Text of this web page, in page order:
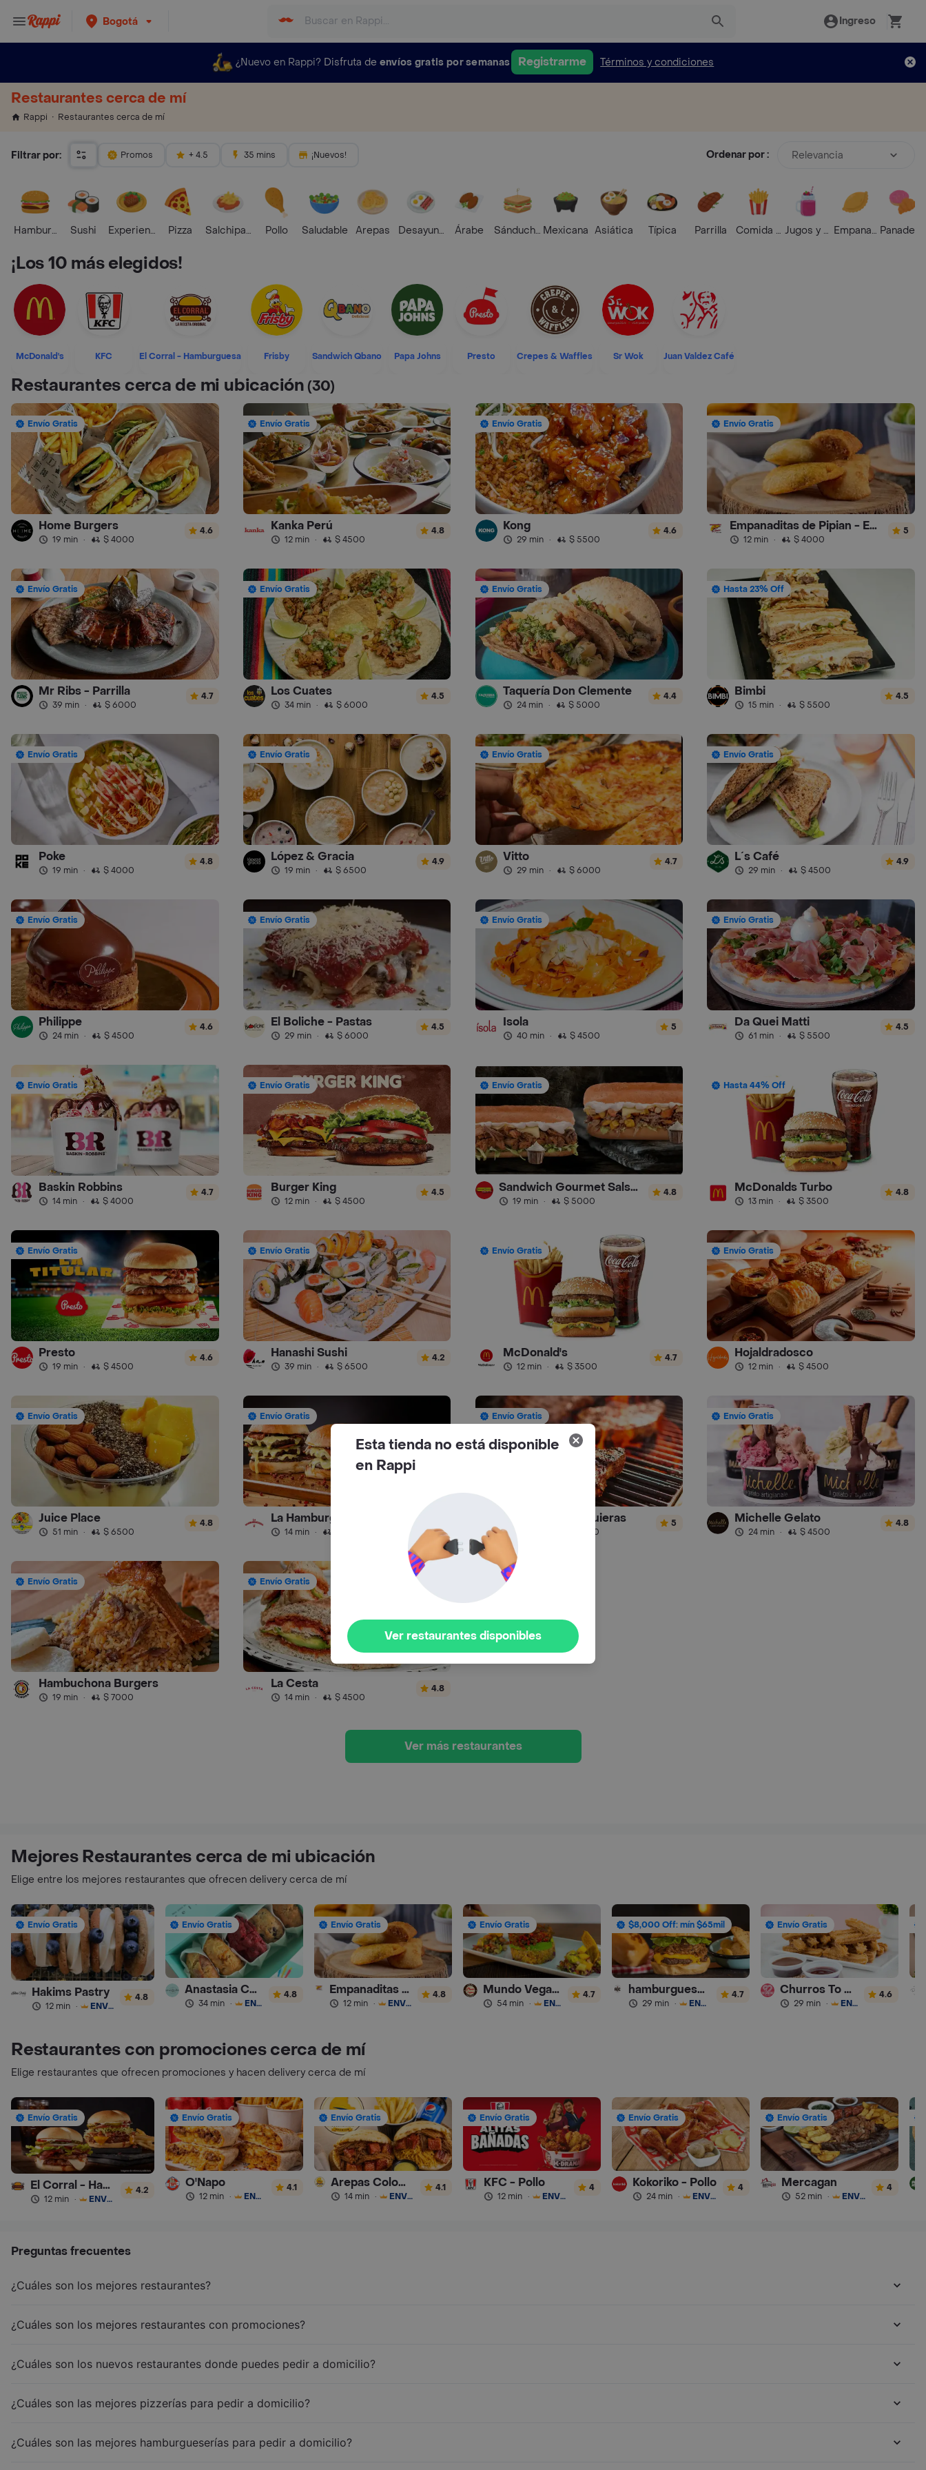
Bogotá Ingreso
¿Nuevo en Rappi? Disfruta de envíos gratis por semanas Registrarme Términos y condiciones
Restaurantes cerca de mí
Rappi Restaurantes cerca de mí
Filtrar por: Promos + 4.5 35 mins ¡Nuevos! Ordenar por : Relevancia
HamburguesaSushi Experiencias Foodies
Pizza Salchipapas Pollo Saludable Arepas Desayunos Árabe SánduchesMexicana Asiática Típica Parrilla Comida RápidaJugos y BatidosEmpanadasPanadería
¡Los 10 más elegidos!
McDonald's KFC El Corral - Hamburguesa Frisby Sandwich Qbano Papa Johns Presto Crepes & Waffles Sr Wok Juan Valdez Café
Restaurantes cerca de mi ubicación(30)
Envío Gratis
Home Burgers
19 min · $ 4000
4.6
Envío Gratis
Kanka Perú
12 min · $ 4500
4.8
Envío Gratis
Kong
29 min · $ 5500
4.6
Envío Gratis
Empanaditas de Pipian - Empanadas
12 min · $ 4000
5
Envío Gratis
Mr Ribs - Parrilla
39 min · $ 6000
4.7
Envío Gratis
Los Cuates
34 min · $ 6000
4.5
Envío Gratis
Taquería Don Clemente
24 min · $ 5000
4.4
Hasta 23% Off
Bimbi
15 min · $ 5500
4.5
Envío Gratis
Poke
19 min · $ 4000
4.8
Envío Gratis
López & Gracia
19 min · $ 6500
4.9
Envío Gratis
Vitto
29 min · $ 6000
4.7
Envío Gratis
L´s Café
29 min · $ 4500
4.9
Envío Gratis
Philippe
24 min · $ 4500
4.6
Envío Gratis
El Boliche - Pastas
29 min · $ 6000
4.5
Envío Gratis
Isola
40 min · $ 4500
5
Envío Gratis
Da Quei Matti
61 min · $ 5500
4.5
Envío Gratis
Baskin Robbins
14 min · $ 4000
4.7
Envío Gratis
Burger King
12 min · $ 4500
4.5
Envío Gratis
Sandwich Gourmet Salsa de Ajo
19 min · $ 5000
4.8
Hasta 44% Off
McDonalds Turbo
13 min · $ 3500
4.8
Envío Gratis
Presto
19 min · $ 4500
4.6
Envío Gratis
Hanashi Sushi
39 min · $ 6500
4.2
Envío Gratis
McDonald's
12 min · $ 3500
4.7
Envío Gratis
Hojaldradosco
12 min · $ 4500
Envío Gratis
Juice Place
51 min · $ 6500
4.8
Envío Gratis
La Hamburgueseria
14 min ·
Envío Gratis
El Día Que Me Quieras
$ 6000
5
Envío Gratis
Michelle Gelato
24 min · $ 4500
4.8
Envío Gratis
Hambuchona Burgers
19 min · $ 7000
Envío Gratis
La Cesta
14 min · $ 4500
4.8
Ver más restaurantes
Mejores Restaurantes cerca de mi ubicación
Elige entre los mejores restaurantes que ofrecen delivery cerca de mí
Envío Gratis
Hakims Pastry
12 min · ENVÍO GRATIS
4.8
Envío Gratis
Anastasia Cookies
34 min · ENVÍO GRATIS
4.8
Envío Gratis
Empanaditas de Pipian - Empanadas
12 min · ENVÍO GRATIS
4.8
Envío Gratis
Mundo Vegano
54 min · ENVÍO GRATIS
4.7
$8,000 Off: mín $65mil
hamburguesas Rustica (RDC)
29 min · ENVÍO GRATIS
4.7
Envío Gratis
Churros To Go
29 min · ENVÍO GRATIS
4.6
Restaurantes con promociones cerca de mí
Elige restaurantes que ofrecen promociones y hacen delivery cerca de mí
Envío Gratis
El Corral - Hamburguesa
12 min · ENVÍO GRATIS
4.2
Envío Gratis
O'Napo
12 min · ENVÍO GRATIS
4.1
Envío Gratis
Arepas Colombianas Premium
14 min · ENVÍO GRATIS
4.1
Envío Gratis
KFC - Pollo
12 min · ENVÍO GRATIS
4
Envío Gratis
Kokoriko - Pollo
24 min · ENVÍO GRATIS
4
Envío Gratis
Mercagan
52 min · ENVÍO GRATIS
4
Preguntas frecuentes
¿Cuáles son los mejores restaurantes?
¿Cuáles son los mejores restaurantes con promociones?
¿Cuáles son los nuevos restaurantes donde puedes pedir a domicilio?
¿Cuáles son las mejores pizzerías para pedir a domicilio?
¿Cuáles son las mejores hamburgueserías para pedir a domicilio?
Esta tienda no está disponible
en Rappi
Ver restaurantes disponibles